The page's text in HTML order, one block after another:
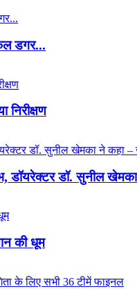
डगर...
डॉयरेक्टर डॉ. सुनील
की धूम